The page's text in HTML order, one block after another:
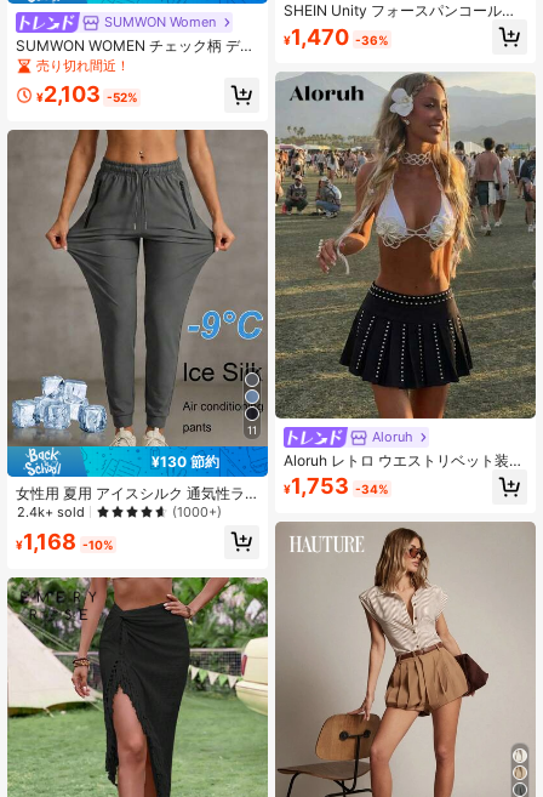
SUMWON Women
SUMWON WOMEN チェック柄 デコ
ンストラクテッド ミニスカート アシ
ンメトリーヘム パッチワークデザイ
ン エッジィ ストリートウェア 秋冬
売り切れ間近！
¥2,103 -52%
11
¥130 節約
女性用 夏用 アイスシルク 通気性ラ
ンニングパンツ、ジッパーポケット&
ウエストゴム仕様の軽量スポーツズ
ボン、フィットネス&ジョギング春用
2.4k+ sold (1000+)
¥1,168 -10%
SHEIN Unity フォースパンコールプ
リント ラッフルヘム ツイストフロン
ト サロン スカート、夏に適していま
¥1,470 -36%
Aloruh
Aloruh レトロ ウエストリベット装飾
ブラック ミニ プリーツスカート、レ
イブ、レイブフェスティバル、Y2K
¥1,753 -34%